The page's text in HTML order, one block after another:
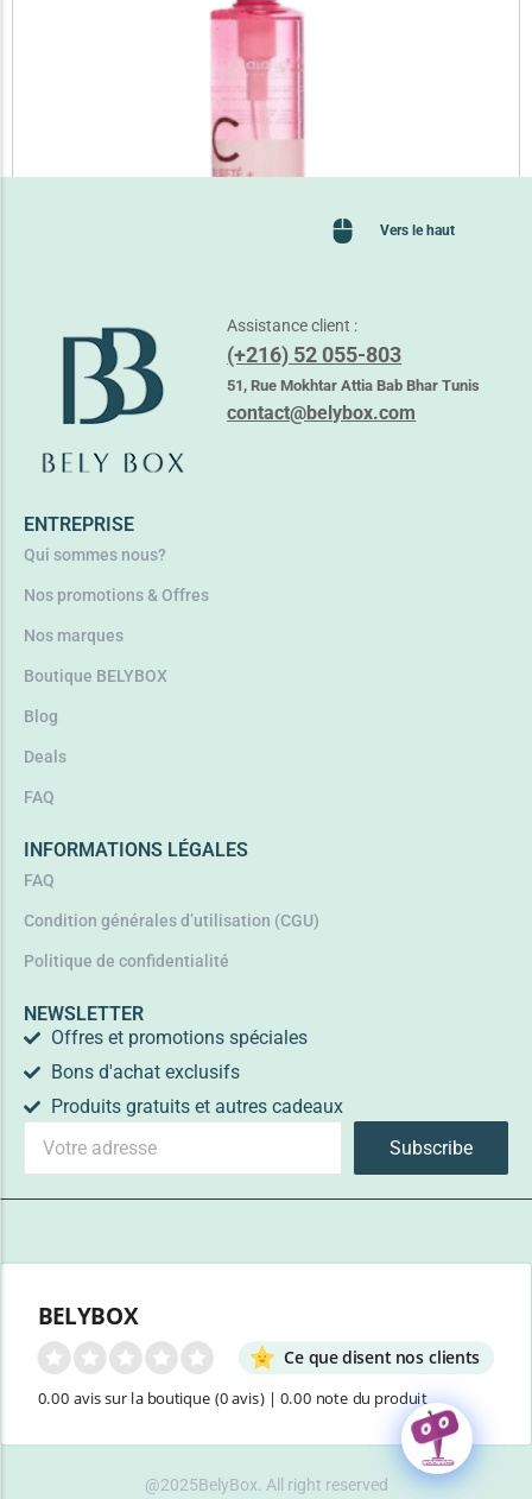
ALANIA PURETE + VIT C GEL NETTOYANT
37,350TND
Lire la suite
Vers le haut
Assistance client :
(+216) 52 055-803
51, Rue Mokhtar Attia Bab Bhar Tunis
contact@belybox.com
ENTREPRISE
Qui sommes nous?
Nos promotions & Offres
Nos marques
Boutique BELYBOX
Blog
Deals
FAQ
INFORMATIONS LÉGALES
FAQ
Condition générales d’utilisation (CGU)
Politique de confidentialité
NEWSLETTER
Offres et promotions spéciales
Bons d'achat exclusifs
Produits gratuits et autres cadeaux
Subscribe
BELYBOX
Ce que disent nos clients
0.00 avis sur la boutique (0 avis)| 0.00 note du produit
@2025BelyBox. All right reserved